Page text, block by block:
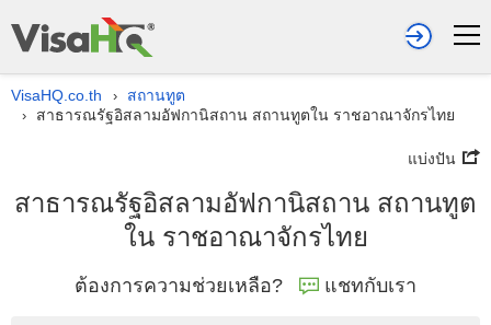
VisaHQ.co.th › สถานทูต
› สาธารณรัฐอิสลามอัฟกานิสถาน สถานทูตใน ราชอาณาจักรไทย
แบ่งปัน
สาธารณรัฐอิสลามอัฟกานิสถาน สถานทูต
ใน ราชอาณาจักรไทย
ต้องการความช่วยเหลือ? แชทกับเรา